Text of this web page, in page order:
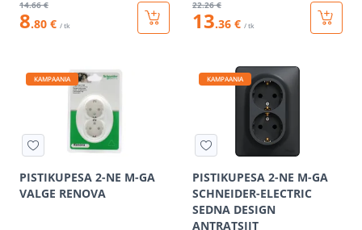
14.66 €
8.80 € / tk
22.26 €
13.36 € / tk
KAMPAANIA
PISTIKUPESA 2-NE M-GA
VALGE RENOVA
KAMPAANIA
PISTIKUPESA 2-NE M-GA
SCHNEIDER-ELECTRIC
SEDNA DESIGN
ANTRATSIIT